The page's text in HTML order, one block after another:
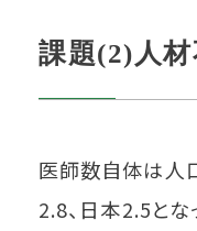
課題(2)人材
医師数自体は人
2.8、日本2.5と